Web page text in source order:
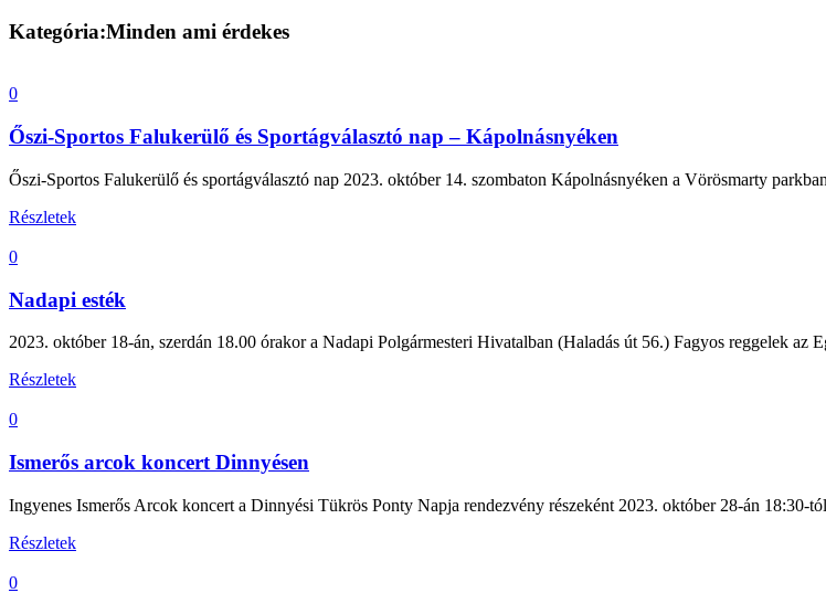
Kategória:Minden ami érdekes
0
Őszi-Sportos Falukerülő és Sportágválasztó nap – Kápolnásnyéken
Őszi-Sportos Falukerülő és sportágválasztó nap 2023. október 14. szombaton Kápolnásnyéken a Vörösmarty
Részletek
0
Nadapi esték
2023. október 18-án, szerdán 18.00 órakor a Nadapi Polgármesteri Hivatalban (Haladás út 56.) Fagyos reggelek az
Részletek
0
Ismerős arcok koncert Dinnyésen
Ingyenes Ismerős Arcok koncert a Dinnyési Tükrös Ponty Napja rendezvény részeként 2023. október 28-án 18:30-
Részletek
0